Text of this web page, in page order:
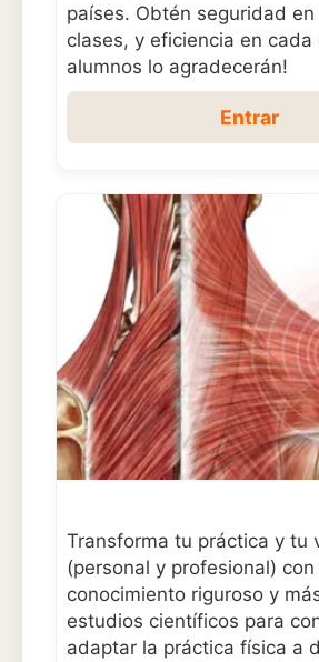
países. Obtén seguridad
clases, y eficiencia en cada
alumnos lo agradecerán!
Entrar
Transforma tu práctica y tu
(personal y profesional) con
conocimiento riguroso y
estudios científicos para
adaptar la práctica física a